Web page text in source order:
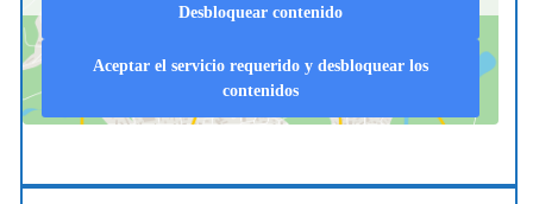
Desbloquear contenido
Aceptar el servicio requerido y desbloquear los
contenidos